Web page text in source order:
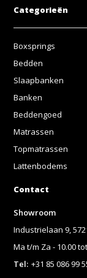
Categorieën
Boxsprings
Bedden
Slaapbanken
Banken
Beddengoed
Matrassen
Topmatrassen
Lattenbodems
Contact
Showroom
Industrielaan 9,
Ma t/m Za - 10.00
Tel: +31 85 086 99